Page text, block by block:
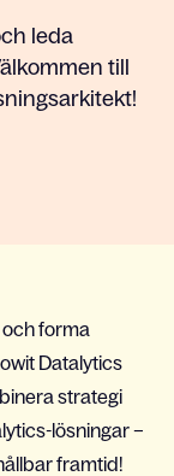
leda
till
forma
Datalytics
strategi
lösningar –
framtid!